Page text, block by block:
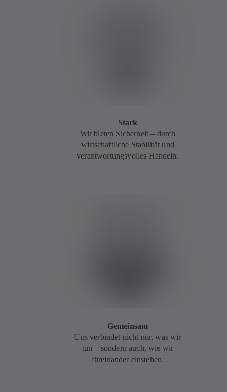
Stark
Wir bieten Sicherheit – durch
wirtschaftliche Stabilität und
verantwortungsvolles Handeln.
Gemeinsam
Uns verbindet nicht nur, was wir
tun – sondern auch, wie wir
füreinander einstehen.